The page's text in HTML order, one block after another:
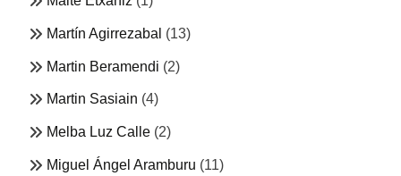
Martín Agirrezabal (13)
Martin Beramendi (2)
Martin Sasiain (4)
Melba Luz Calle (2)
Miguel Ángel Aramburu (11)